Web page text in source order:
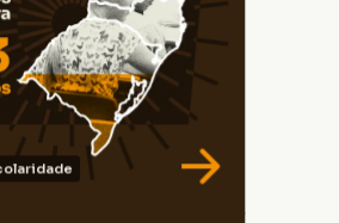
e Censo Escolar de 2019